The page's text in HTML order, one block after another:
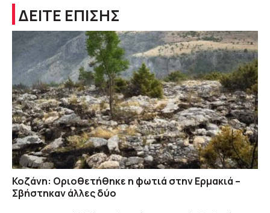
ΔΕΙΤΕ ΕΠΙΣΗΣ
Κοζάνη: Οριοθετήθηκε η φωτιά στην Ερμακιά –
Σβήστηκαν άλλες δύο